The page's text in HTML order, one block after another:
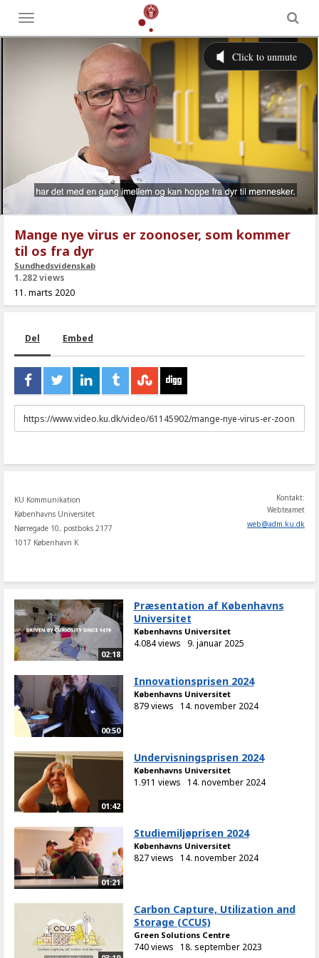
Toggle
menu
Mange nye virus er zoonoser, som kommer
til os fra dyr
Sundhedsvidenskab
1.282 views
11. marts 2020
Del Embed
URL
to
KU Kommunikation
Københavns Universitet
Nørregade 10, postboks 2177
1017 København K
Kontakt:
Webteamet
web@adm.ku.dk
02:18
Præsentation af Københavns
Universitet
Københavns Universitet
4.084 views 9. januar 2025
00:50
Innovationsprisen 2024
Københavns Universitet
879 views 14. november 2024
01:42
Undervisningsprisen 2024
Københavns Universitet
1.911 views 14. november 2024
01:21
Studiemiljøprisen 2024
Københavns Universitet
827 views 14. november 2024
Carbon Capture, Utilization and
Storage (CCUS)
Green Solutions Centre
740 views 18. september 2023